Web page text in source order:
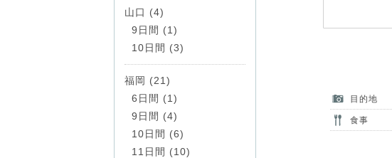
目的地
食事
山口 (4)
9日間 (1)
10日間 (3)
福岡 (21)
6日間 (1)
9日間 (4)
10日間 (6)
11日間 (10)